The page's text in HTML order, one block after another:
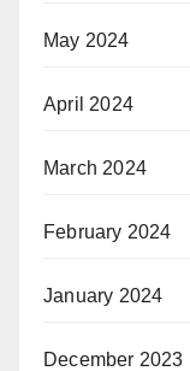
May 2024
April 2024
March 2024
February 2024
January 2024
December 2023